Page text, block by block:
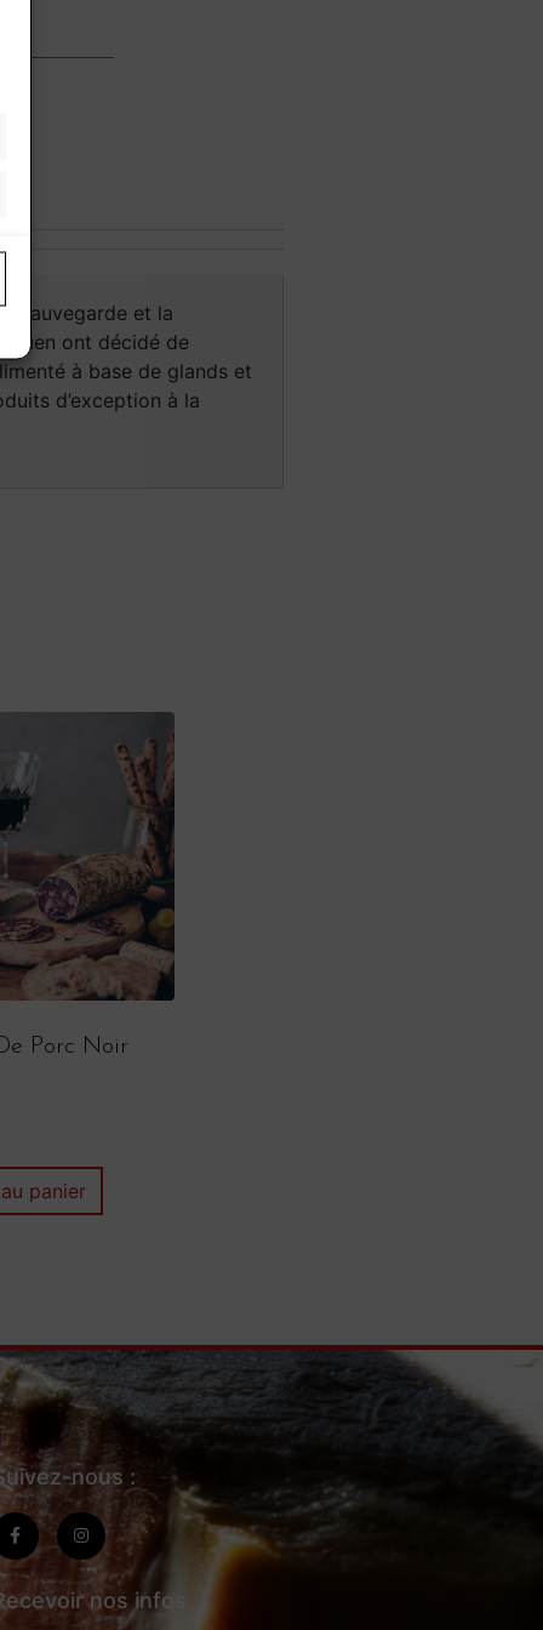
sauvegarde et la
ont décidé de
à base de glands et
d’exception à la
Porc Noir
panier
nous :
nos infos